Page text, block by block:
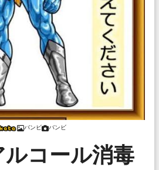
バンビ バンビ
ルコール消毒